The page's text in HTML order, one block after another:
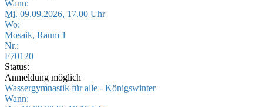
Wann:
Mi. 09.09.2026, 17.00 Uhr
Wo:
Mosaik, Raum 1
Nr.:
F70120
Status:
Anmeldung möglich
Wassergymnastik für alle - Königswinter
Wann: